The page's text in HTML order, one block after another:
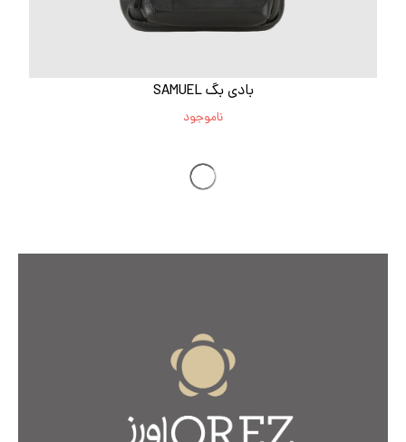
بادی بگ SAMUEL
ناموجود